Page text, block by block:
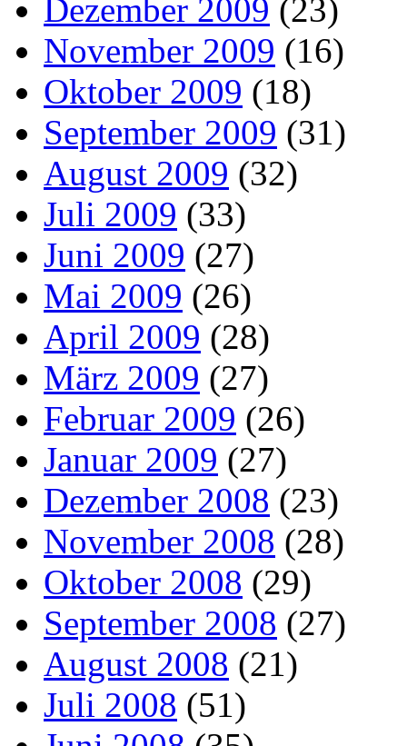
Dezember 2009 (23)
November 2009 (16)
Oktober 2009 (18)
September 2009 (31)
August 2009 (32)
Juli 2009 (33)
Juni 2009 (27)
Mai 2009 (26)
April 2009 (28)
März 2009 (27)
Februar 2009 (26)
Januar 2009 (27)
Dezember 2008 (23)
November 2008 (28)
Oktober 2008 (29)
September 2008 (27)
August 2008 (21)
Juli 2008 (51)